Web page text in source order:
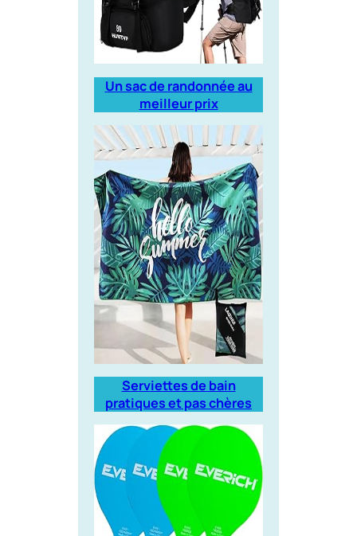
Un sac de randonnée au
meilleur prix
Serviettes de bain
pratiques et pas chères